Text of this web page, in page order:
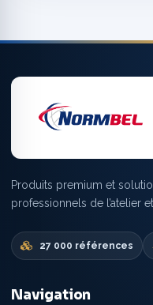
Produits premium et
professionnels de l’atelier
27 000 références
Navigation